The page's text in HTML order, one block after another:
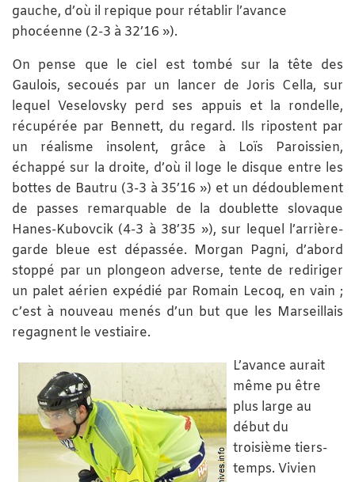
gauche, d’où il repique pour rétablir l’avance
phocéenne (2-3 à 32’16 »).
On pense que le ciel est tombé sur la tête des
Gaulois, secoués par un lancer de Joris Cella, sur
lequel Veselovsky perd ses appuis et la rondelle,
récupérée par Bennett, du regard. Ils ripostent par
un réalisme insolent, grâce à Loïs Paroissien,
échappé sur la droite, d’où il loge le disque entre les
bottes de Bautru (3-3 à 35’16 ») et un dédoublement
de passes remarquable de la doublette slovaque
Hanes-Kubovcik (4-3 à 38’35 »), sur lequel l’arrière-
garde bleue est dépassée. Morgan Pagni, d’abord
stoppé par un plongeon adverse, tente de rediriger
un palet aérien expédié par Romain Lecoq, en vain ;
c’est à nouveau menés d’un but que les Marseillais
regagnent le vestiaire.
L’avance aurait
même pu être
plus large au
début du
troisième tiers-
temps. Vivien